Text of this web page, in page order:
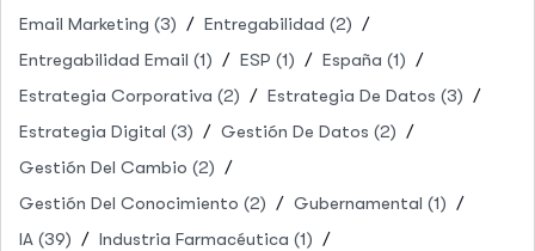
Email Marketing (3) Entregabilidad (2)
Entregabilidad Email (1) ESP (1) España (1)
Estrategia Corporativa (2) Estrategia De Datos (3)
Estrategia Digital (3) Gestión De Datos (2)
Gestión Del Cambio (2)
Gestión Del Conocimiento (2) Gubernamental (1)
IA (39) Industria Farmacéutica (1)